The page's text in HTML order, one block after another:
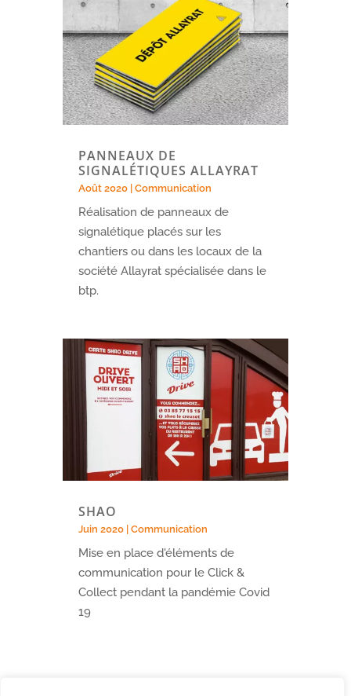
PANNEAUX DE
SIGNALÉTIQUES ALLAYRAT
Août 2020| Communication
Réalisation de panneaux de
signalétique placés sur les
chantiers ou dans les locaux de la
société Allayrat spécialisée dans le
btp.
SHAO
Juin 2020| Communication
Mise en place d'éléments de
communication pour le Click &
Collect pendant la pandémie Covid
19